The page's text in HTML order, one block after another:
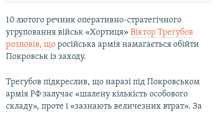
10 лютого речник оперативно-стратегічного
угруповання військ «Хортиця» Віктор Трегубов
розповів, що російська армія намагається обійти
Покровськ із заходу.
Трегубов підкреслив, що наразі під Покровськом
армія РФ залучає «шалену кількість особового
складу», проте і «зазнають величезних втрат». За